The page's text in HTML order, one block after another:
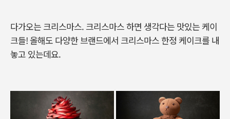
다가오는 크리스마스. 크리스마스 하면 생각다는 맛있는 케이
크들! 올해도 다양한 브랜드에서 크리스마스 한정 케이크를 내
놓고 있는데요.